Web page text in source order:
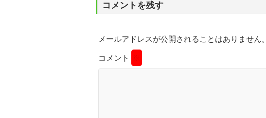
コメントを残す
メールアドレスが公開されることはありません。
コメント ※